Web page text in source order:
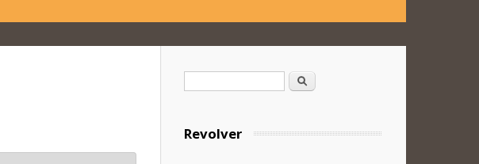
Formulario de búsqueda
Buscar
Revolver